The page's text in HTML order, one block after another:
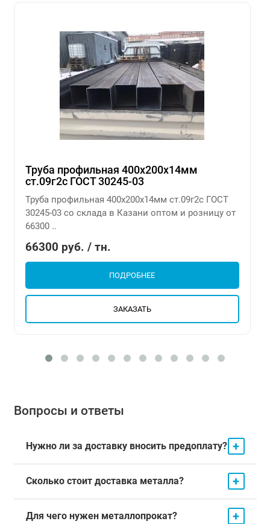
Труба профильная 400х200х14мм
ст.09г2с ГОСТ 30245-03
Труба профильная 400х200х14мм ст.09г2с ГОСТ
30245-03 со склада в Казани оптом и розницу от
66300 ..
66300 руб. / тн.
ПОДРОБНЕЕ
ЗАКАЗАТЬ
Вопросы и ответы
Нужно ли за доставку вносить предоплату? +
Сколько стоит доставка металла? +
Для чего нужен металлопрокат? +